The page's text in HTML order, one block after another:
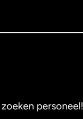
personeel!